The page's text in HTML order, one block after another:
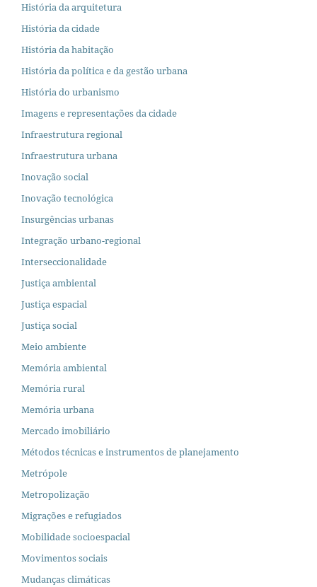
História da arquitetura
História da cidade
História da habitação
História da política e da gestão urbana
História do urbanismo
Imagens e representações da cidade
Infraestrutura regional
Infraestrutura urbana
Inovação social
Inovação tecnológica
Insurgências urbanas
Integração urbano-regional
Interseccionalidade
Justiça ambiental
Justiça espacial
Justiça social
Meio ambiente
Memória ambiental
Memória rural
Memória urbana
Mercado imobiliário
Métodos técnicas e instrumentos de planejamento
Metrópole
Metropolização
Migrações e refugiados
Mobilidade socioespacial
Movimentos sociais
Mudanças climáticas